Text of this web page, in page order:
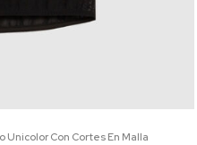
Con Cortes En Malla